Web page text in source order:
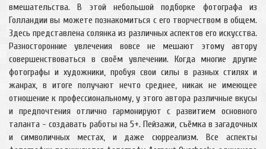
вмешательства. В этой небольшой подборке фотографа из
Голландии вы можете познакомиться с его творчеством в общем.
Здесь представлена солянка из различных аспектов его искусства.
Разносторонние увлечения вовсе не мешают этому автору
совершенствоваться в своём увлечении. Когда многие другие
фотографы и художники, пробуя свои силы в разных стилях и
жанрах, в итоге получают нечто среднее, никак не имеющее
отношение к профессиональному, у этого автора различные вкусы
и предпочтения отлично гармонируют с развитием основного
таланта - создавать работы на 5+. Пейзажи, съёмка в загадочных
и символичных местах, и даже сюрреализм. Все аспекты